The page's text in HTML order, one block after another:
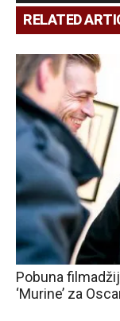
RELATED
Pobuna
‘Murine’ za